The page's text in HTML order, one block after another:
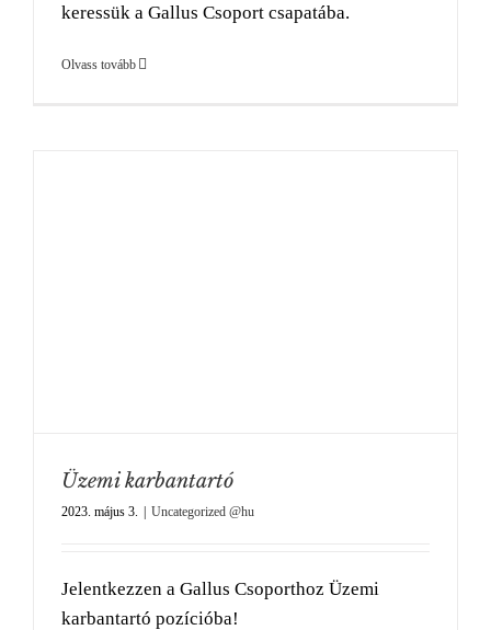
keressük a Gallus Csoport csapatába.
Olvass tovább
Üzemi karbantartó
2023. május 3. Uncategorized @hu
Jelentkezzen a Gallus Csoporthoz Üzemi
karbantartó pozícióba!